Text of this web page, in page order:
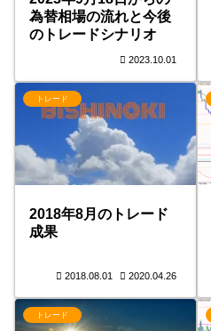
為替相場の流れと今後
のトレードシナリオ
2023.10.01
トレード
2018年8月のトレード
成果
2018.08.01 2020.04.26
トレード